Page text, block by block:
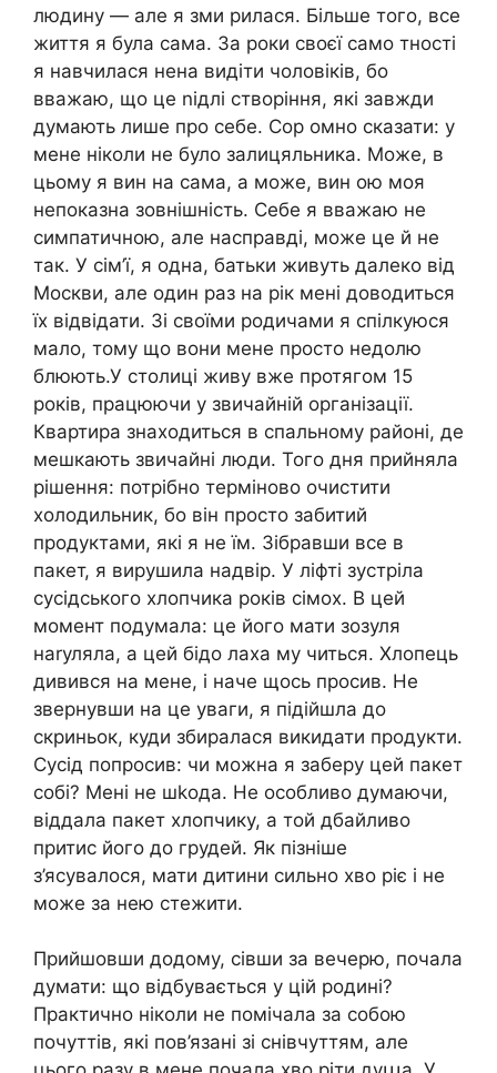
людину — але я зми рилася. Більше того, все
життя я була сама. За роки своєї само тності
я навчилася нена видіти чоловіків, бо
вважаю, що це nідлі створіння, які завжди
думають лише про себе. Сор омно сказати: у
мене ніколи не було залицяльника. Може, в
цьому я вин на сама, а може, вин ою моя
непоказна зовнішність. Себе я вважаю не
симпатичною, але насправді, може це й не
так. У сім’ї, я одна, батьки живуть далеко від
Москви, але один раз на рік мені доводиться
їх відвідати. Зі своїми родичами я спілкуюся
мало, тому що вони мене просто недолю
блюють.У столиці живу вже протягом 15
років, працюючи у звичайній організації.
Квартира знаходиться в спальному районі, де
мешкають звичайні люди. Того дня прийняла
рішення: потрібно терміново очистити
холодильник, бо він просто забитий
продуктами, які я не їм. Зібравши все в
пакет, я вирушила надвір. У ліфті зустріла
сусідського хлопчика років сімох. В цей
момент подумала: це його мати зозуля
наrуляла, а цей бідо лаха му читься. Хлопець
дивився на мене, і наче щось просив. Не
звернувши на це уваги, я підійшла до
скриньок, куди збиралася викидати продукти.
Сусід попросив: чи можна я заберу цей пакет
собі? Мені не шkода. Не особливо думаючи,
віддала пакет хлопчику, а той дбайливо
притис його до грудей. Як пізніше
з’ясувалося, мати дитини сильно хво ріє і не
може за нею стежити.
Прийшовши додому, сівши за вечерю, почала
думати: що відбувається у цій родині?
Практично ніколи не помічала за собою
почуттів, які пов’язані зі снівчуттям, але